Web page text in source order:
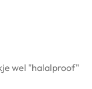
wel "halalproof"